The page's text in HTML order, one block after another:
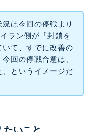
は今回の停戦より
ラン側が「封鎖を
て、すでに改善の
回の停戦合意は、
というイメージだ